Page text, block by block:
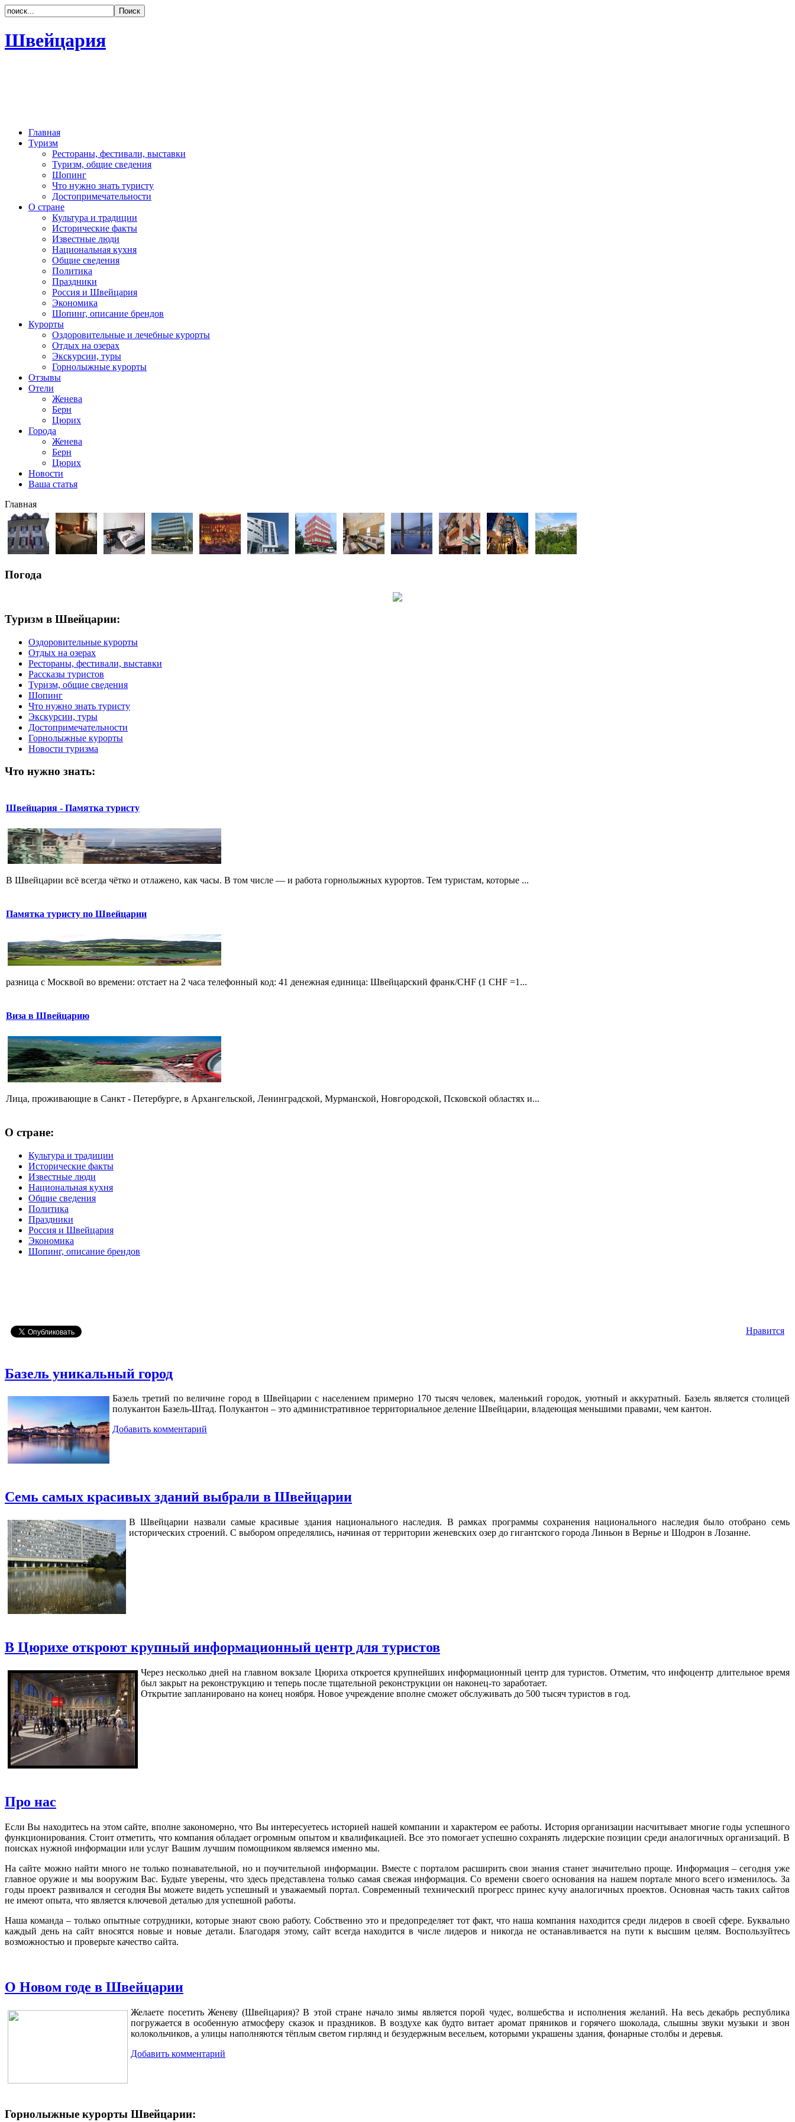
Швейцария
Главная
Туризм
Рестораны, фестивали, выставки
Туризм, общие сведения
Шопинг
Что нужно знать туристу
Достопримечательности
О стране
Культура и традиции
Исторические факты
Известные люди
Национальная кухня
Общие сведения
Политика
Праздники
Россия и Швейцария
Экономика
Шопинг, описание брендов
Курорты
Оздоровительные и лечебные курорты
Отдых на озерах
Экскурсии, туры
Горнолыжные курорты
Отзывы
Отели
Женева
Берн
Цюрих
Города
Женева
Берн
Цюрих
Новости
Ваша статья
Главная
Погода
Туризм в Швейцарии:
Оздоровительные курорты
Отдых на озерах
Рестораны, фестивали, выставки
Рассказы туристов
Туризм, общие сведения
Шопинг
Что нужно знать туристу
Экскурсии, туры
Достопримечательности
Горнолыжные курорты
Новости туризма
Что нужно знать:
Швейцария - Памятка туристу
В Швейцарии всё всегда чётко и отлажено, как часы. В том числе — и работа горнолыжных курортов. Тем туристам, которые ...
Памятка туристу по Швейцарии
разница с Москвой во времени: отстает на 2 часа телефонный код: 41 денежная единица: Швейцарский франк/CHF (1 CHF =1...
Виза в Швейцарию
Лица, проживающие в Санкт - Петербурге, в Архангельской, Ленинградской, Мурманской, Новгородской, Псковской областях и...
О стране:
Культура и традиции
Исторические факты
Известные люди
Национальная кухня
Общие сведения
Политика
Праздники
Россия и Швейцария
Экономика
Шопинг, описание брендов
Нравится
Базель уникальный город
Базель третий по величине город в Швейцарии с населением примерно 170 тысяч человек, маленький городок, уютный и аккуратный. Базель является столицей
полукантон Базель-Штад. Полукантон – это административное территориальное деление Швейцарии, владеющая меньшими правами, чем кантон.
Добавить комментарий
Семь самых красивых зданий выбрали в Швейцарии
В Швейцарии назвали самые красивые здания национального наследия. В рамках программы сохранения национального наследия было отобрано семь
исторических строений. С выбором определялись, начиная от территории женевских озер до гигантского города Линьон в Вернье и Шодрон в Лозанне.
В Цюрихе откроют крупный информационный центр для туристов
Через несколько дней на главном вокзале Цюриха откроется крупнейших информационный центр для туристов. Отметим, что инфоцентр длительное время
был закрыт на реконструкцию и теперь после тщательной реконструкции он наконец-то заработает.
Открытие запланировано на конец ноября. Новое учреждение вполне сможет обслуживать до 500 тысяч туристов в год.
Про нас
Если Вы находитесь на этом сайте, вполне закономерно, что Вы интересуетесь историей нашей компании и характером ее работы. История организации насчитывает многие годы успешного
функционирования. Стоит отметить, что компания обладает огромным опытом и квалификацией. Все это помогает успешно сохранять лидерские позиции среди аналогичных организаций. В
поисках нужной информации или услуг Вашим лучшим помощником являемся именно мы.
На сайте можно найти много не только познавательной, но и поучительной информации. Вместе с порталом расширить свои знания станет значительно проще. Информация – сегодня уже
главное оружие и мы вооружим Вас. Будьте уверены, что здесь представлена только самая свежая информация. Со времени своего основания на нашем портале много всего изменилось. За
годы проект развивался и сегодня Вы можете видеть успешный и уважаемый портал. Современный технический прогресс принес кучу аналогичных проектов. Основная часть таких сайтов
не имеют опыта, что является ключевой деталью для успешной работы.
Наша команда – только опытные сотрудники, которые знают свою работу. Собственно это и предопределяет тот факт, что наша компания находится среди лидеров в своей сфере. Буквально
каждый день на сайт вносятся новые и новые детали. Благодаря этому, сайт всегда находится в числе лидеров и никогда не останавливается на пути к высшим целям. Воспользуйтесь
возможностью и проверьте качество сайта.
О Новом годе в Швейцарии
Желаете посетить Женеву (Швейцария)? В этой стране начало зимы является порой чудес, волшебства и исполнения желаний. На весь декабрь республика
погружается в особенную атмосферу сказок и праздников. В воздухе как будто витает аромат пряников и горячего шоколада, слышны звуки музыки и звон
колокольчиков, а улицы наполняются тёплым светом гирлянд и безудержным весельем, которыми украшены здания, фонарные столбы и деревья.
Добавить комментарий
Горнолыжные курорты Швейцарии: